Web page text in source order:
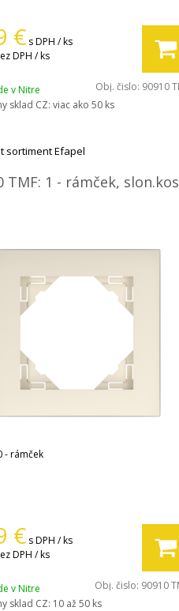
€ s DPH / ks
DPH / ks
v Nitre Obj. čislo: 90910
sklad CZ: viac ako 50 ks
sortiment Efapel
TMF: 1 - rámček,
- rámček
€ s DPH / ks
DPH / ks
v Nitre Obj. čislo: 90910
sklad CZ: 10 až 50 ks